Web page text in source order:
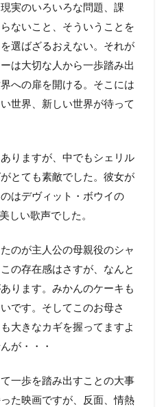
実のいろいろな問題、課
ないこと、そういうことを
選ばざるおえない。それが
は大切な人から一歩踏み出
への扉を開ける。そこには
世界、新しい世界が待って
りますが、中でもシェリル
とても素敵でした。彼女が
はデヴィット・ボウイの
しい歌声でした。
のが主人公の母親役のシャ
の存在感はさすが、なんと
ります。みかんのケーキも
です。そしてこのお母さ
大きなカギを握ってますよ
が・・・
一歩を踏み出すことの大事
た映画ですが、反面、情熱